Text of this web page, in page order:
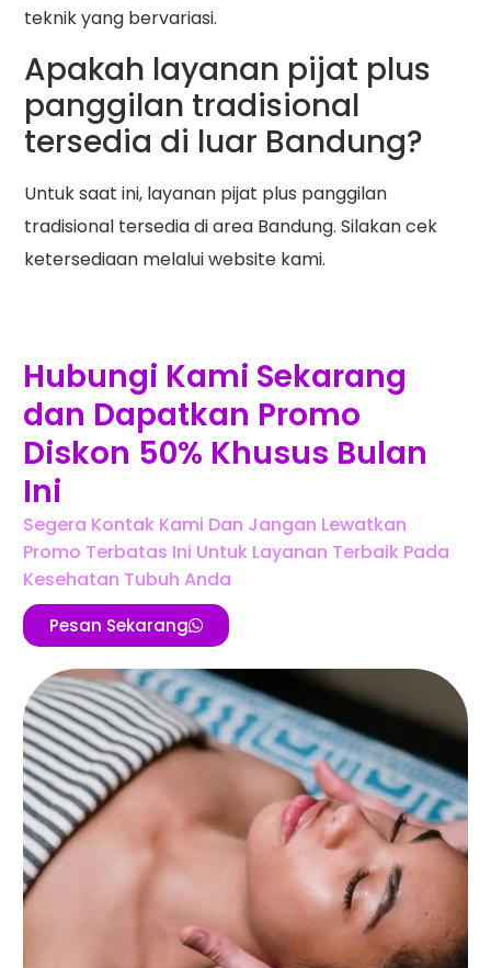
teknik yang bervariasi.
Apakah layanan pijat plus
panggilan tradisional
tersedia di luar Bandung?
Untuk saat ini, layanan pijat plus panggilan
tradisional tersedia di area Bandung. Silakan cek
ketersediaan melalui website kami.
Hubungi Kami Sekarang
dan Dapatkan Promo
Diskon 50% Khusus Bulan
Ini
Segera Kontak Kami Dan Jangan Lewatkan
Promo Terbatas Ini Untuk Layanan Terbaik Pada
Kesehatan Tubuh Anda
Pesan Sekarang